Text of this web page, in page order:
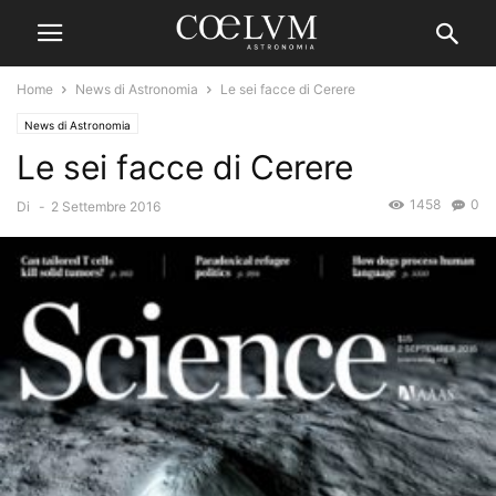
Home News di Astronomia Le sei facce di Cerere
News di Astronomia
Le sei facce di Cerere
Di - 2 Settembre 2016 0
1458